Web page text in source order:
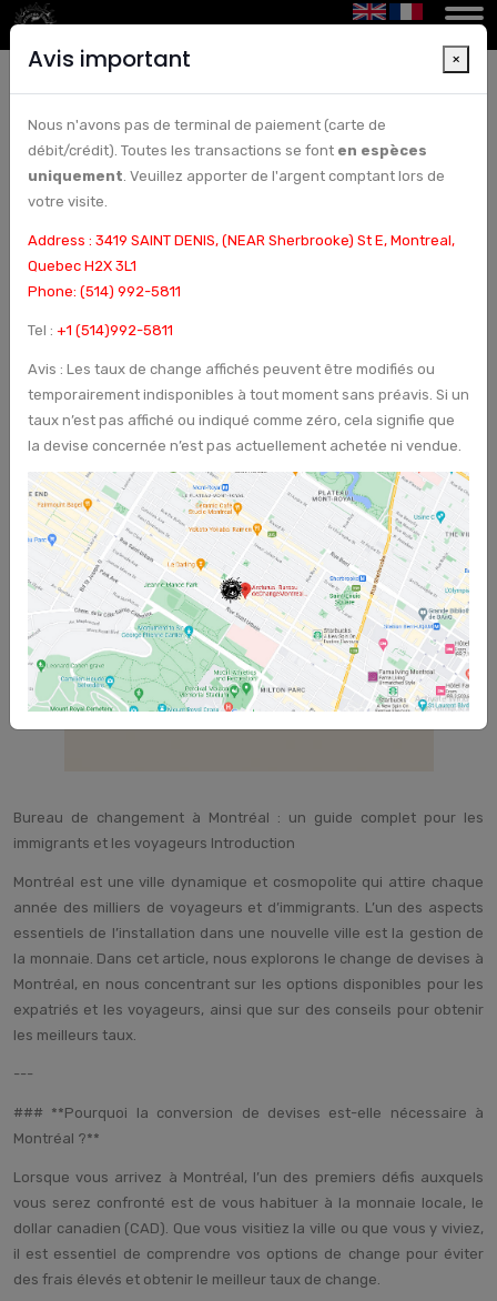
Bureau de changement à Arcturus Etoile - Le
meilleur choix à Montréa Arcturus Etoile - Le
meilleur choix à MontréallMontréa-Bureau de
changement à Montréa-Conseils pour obtenir le
meilleur taux de change à Montréal-
Bureau de changement à Montréal : un guide complet pour les
immigrants et les voyageurs Introduction
Montréal est une ville dynamique et cosmopolite qui attire chaque
année des milliers de voyageurs et d’immigrants. L’un des aspects
essentiels de l’installation dans une nouvelle ville est la gestion de
la monnaie. Dans cet article, nous explorons le change de devises à
Montréal, en nous concentrant sur les options disponibles pour les
expatriés et les voyageurs, ainsi que sur des conseils pour obtenir
les meilleurs taux.
---
### **Pourquoi la conversion de devises est-elle nécessaire à
Montréal ?**
Lorsque vous arrivez à Montréal, l’un des premiers défis auxquels
vous serez confronté est de vous habituer à la monnaie locale, le
dollar canadien (CAD). Que vous visitiez la ville ou que vous y viviez,
il est essentiel de comprendre vos options de change pour éviter
des frais élevés et obtenir le meilleur taux de change.
Avis important ×
Nous n'avons pas de terminal de paiement (carte de
débit/crédit). Toutes les transactions se font en espèces
uniquement. Veuillez apporter de l'argent comptant lors de
votre visite.
Address : 3419 SAINT DENIS, (NEAR Sherbrooke) St E, Montreal,
Quebec H2X 3L1
Phone: (514) 992-5811
Tel : +1 (514)992-5811
Avis : Les taux de change affichés peuvent être modifiés ou
temporairement indisponibles à tout moment sans préavis. Si un
taux n’est pas affiché ou indiqué comme zéro, cela signifie que
la devise concernée n’est pas actuellement achetée ni vendue.